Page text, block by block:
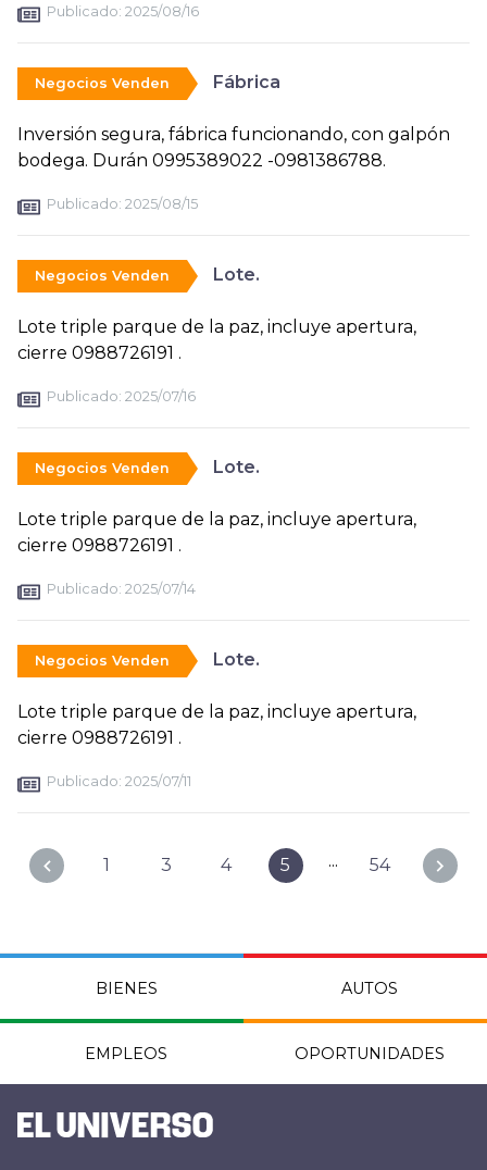
Publicado: 2025/08/16
Negocios Venden Fábrica
Inversión segura, fábrica funcionando, con galpón
bodega. Durán 0995389022 -0981386788.
Publicado: 2025/08/15
Negocios Venden Lote.
Lote triple parque de la paz, incluye apertura,
cierre 0988726191 .
Publicado: 2025/07/16
Negocios Venden Lote.
Lote triple parque de la paz, incluye apertura,
cierre 0988726191 .
Publicado: 2025/07/14
Negocios Venden Lote.
Lote triple parque de la paz, incluye apertura,
cierre 0988726191 .
Publicado: 2025/07/11
1 3 4 5 ... 54
BIENES AUTOS
EMPLEOS OPORTUNIDADES